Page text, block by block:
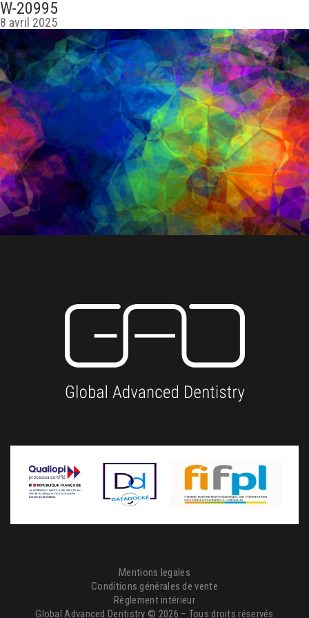
W-20995
8 avril 2025
Mentions legales
Conditions générales de vente
Règlement intérieur
Global Advanced Dentistry © 2026 – Tous droits réservés